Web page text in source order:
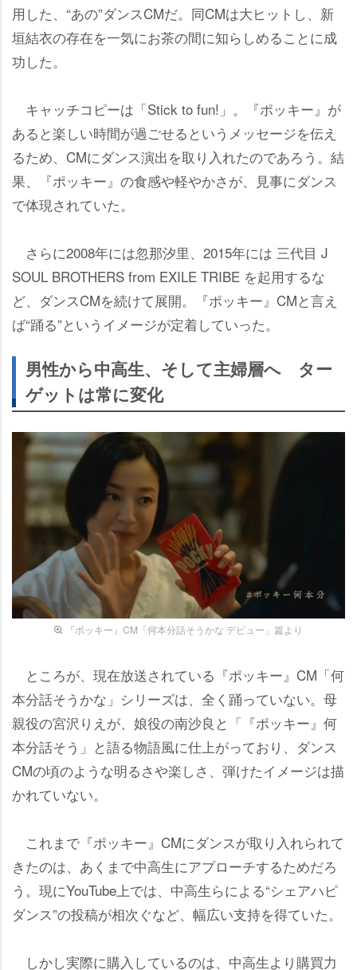
用した、“あの”ダンスCMだ。同CMは大ヒットし、新
垣結衣の存在を一気にお茶の間に知らしめることに成
功した。
キャッチコピーは「Stick to fun!」。『ポッキー』が
あると楽しい時間が過ごせるというメッセージを伝え
るため、CMにダンス演出を取り入れたのであろう。結
果、『ポッキー』の食感や軽やかさが、見事にダンス
で体現されていた。
さらに2008年には忽那汐里、2015年には 三代目 J
SOUL BROTHERS from EXILE TRIBE を起用するな
ど、ダンスCMを続けて展開。『ポッキー』CMと言え
ば“踊る”というイメージが定着していった。
男性から中高生、そして主婦層へ ター
ゲットは常に変化
『ポッキー』CM「何本分話そうかな デビュー」篇より
ところが、現在放送されている『ポッキー』CM「何
本分話そうかな」シリーズは、全く踊っていない。母
親役の宮沢りえが、娘役の南沙良と「『ポッキー』何
本分話そう」と語る物語風に仕上がっており、ダンス
CMの頃のような明るさや楽しさ、弾けたイメージは描
かれていない。
これまで『ポッキー』CMにダンスが取り入れられて
きたのは、あくまで中高生にアプローチするためだろ
う。現にYouTube上では、中高生らによる“シェアハピ
ダンス”の投稿が相次ぐなど、幅広い支持を得ていた。
しかし実際に購入しているのは、中高生より購買力